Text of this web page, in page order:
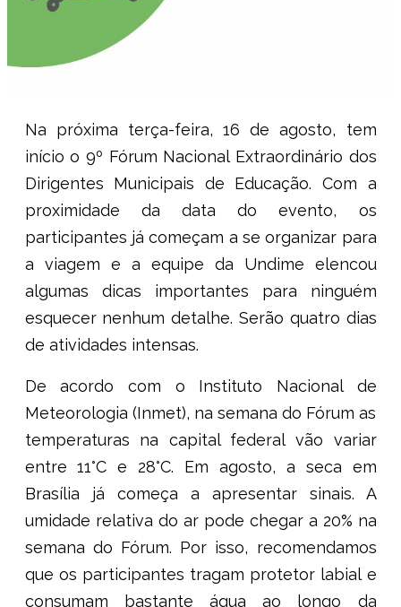
Na próxima terça-feira, 16 de agosto, tem
início o 9º Fórum Nacional Extraordinário dos
Dirigentes Municipais de Educação. Com a
proximidade da data do evento, os
participantes já começam a se organizar para
a viagem e a equipe da Undime elencou
algumas dicas importantes para ninguém
esquecer nenhum detalhe. Serão quatro dias
de atividades intensas.
De acordo com o Instituto Nacional de
Meteorologia (Inmet), na semana do Fórum as
temperaturas na capital federal vão variar
entre 11°C e 28°C. Em agosto, a seca em
Brasília já começa a apresentar sinais. A
umidade relativa do ar pode chegar a 20% na
semana do Fórum. Por isso, recomendamos
que os participantes tragam protetor labial e
consumam bastante água ao longo da